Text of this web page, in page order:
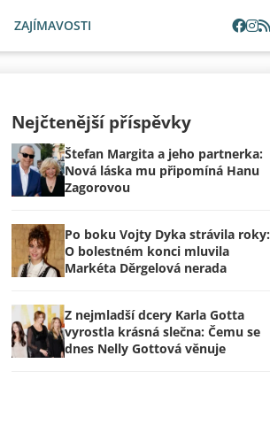
ZAJÍMAVOSTI
Nejčtenější příspěvky
Štefan Margita a jeho partnerka:
Nová láska mu připomíná Hanu
Zagorovou
Po boku Vojty Dyka strávila roky:
O bolestném konci mluvila
Markéta Děrgelová nerada
Z nejmladší dcery Karla Gotta
vyrostla krásná slečna: Čemu se
dnes Nelly Gottová věnuje